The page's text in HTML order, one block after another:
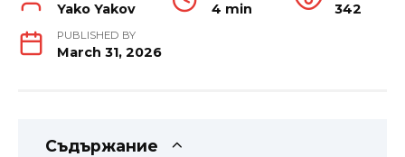
Yako Yakov 4 min 342
PUBLISHED BY
March 31, 2026
Съдържание